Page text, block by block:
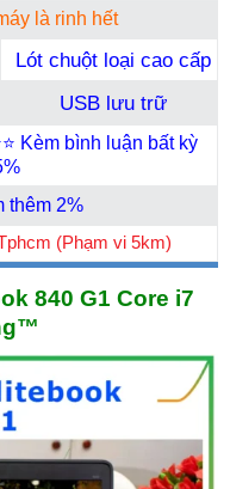
là rinh hết
Lót chuột loại cao cấp
USB lưu trữ
Kèm bình luận bất kỳ
thêm 2%
(Phạm vi 5km)
840 G1 Core i7